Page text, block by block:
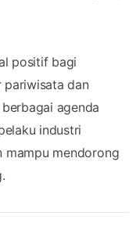
positif bagi
pariwisata dan
agenda
industri
mampu mendorong